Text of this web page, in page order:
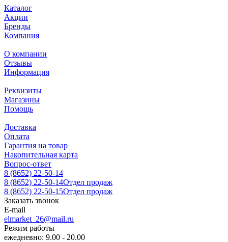
Каталог
Акции
Бренды
Компания
О компании
Отзывы
Информация
Реквизиты
Магазины
Помощь
Доставка
Оплата
Гарантия на товар
Накопительная карта
Вопрос-ответ
8 (8652) 22-50-14
8 (8652) 22-50-14Отдел продаж
8 (8652) 22-50-15Отдел продаж
Заказать звонок
E-mail
elmarket_26@mail.ru
Режим работы
ежедневно: 9.00 - 20.00